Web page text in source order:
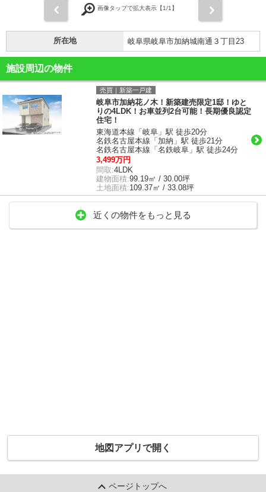
画像タップで拡大表示【1/1】
所在地 岐阜県岐阜市加納城南通３丁目23
施設周辺の物件
売買｜新築一戸建
岐阜市加納花ノ木！新築建売限定1邸！ゆと
りの4LDK！お車並列2台可能！長期優良認定
住宅！
東海道本線「岐阜」駅 徒歩20分
名鉄名古屋本線「加納」駅 徒歩21分
名鉄名古屋本線「名鉄岐阜」駅 徒歩24分
3,499万円
間取:4LDK
建物面積:99.19㎡ / 30.00坪
土地面積:109.37㎡ / 33.08坪
近くの物件をもっと見る
地図アプリで開く
ページトップへ